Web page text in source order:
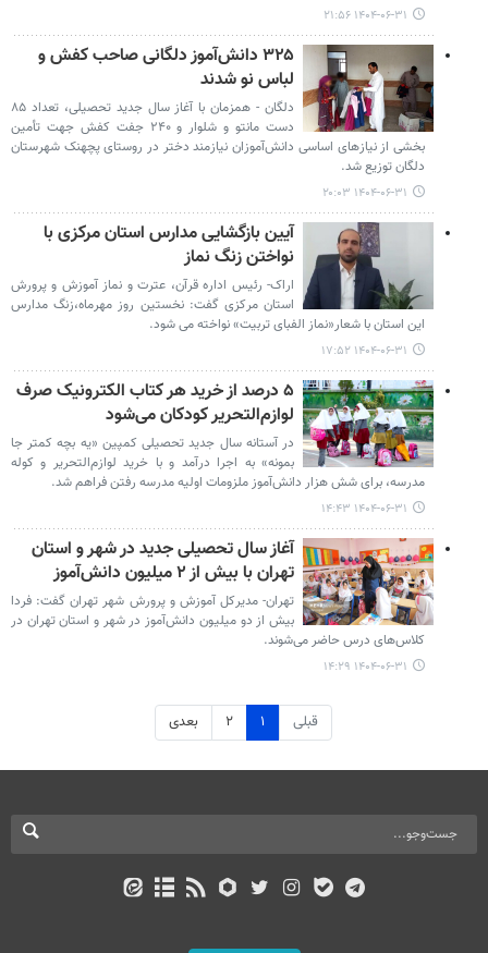
۱۴۰۴-۰۶-۳۱ ۲۱:۵۶
۳۲۵ دانش‌آموز دلگانی صاحب کفش و
لباس نو شدند
دلگان - همزمان با آغاز سال جدید تحصیلی، تعداد ۸۵
دست مانتو و شلوار و ۲۴۰ جفت کفش جهت تأمین
بخشی از نیازهای اساسی دانش‌آموزان نیازمند دختر در روستای پچهنک شهرستان
دلگان توزیع شد.
۱۴۰۴-۰۶-۳۱ ۲۰:۰۳
آیین بازگشایی مدارس استان مرکزی با
نواختن زنگ نماز
اراک- رئیس اداره قرآن، عترت و نماز آموزش و پرورش
استان مرکزی گفت: نخستین روز مهرماه،زنگ مدارس
این استان با شعار«نماز الفبای تربیت» نواخته می شود.
۱۴۰۴-۰۶-۳۱ ۱۷:۵۲
۵ درصد از خرید هر کتاب الکترونیک صرف
لوازم‌التحریر کودکان می‌شود
در آستانه سال جدید تحصیلی کمپین «یه بچه کمتر جا
بمونه» به اجرا درآمد و با خرید لوازم‌التحریر و کوله
مدرسه، برای شش هزار دانش‌آموز ملزومات اولیه مدرسه رفتن فراهم شد.
۱۴۰۴-۰۶-۳۱ ۱۴:۴۳
آغاز سال تحصیلی جدید در شهر و استان
تهران با بیش از ۲ میلیون دانش‌آموز
تهران- مدیرکل آموزش و پرورش شهر تهران گفت: فردا
بیش از دو میلیون دانش‌آموز در شهر و استان تهران در
کلاس‌های درس حاضر می‌شوند.
۱۴۰۴-۰۶-۳۱ ۱۴:۲۹
قبلی ۱ ۲ بعدی